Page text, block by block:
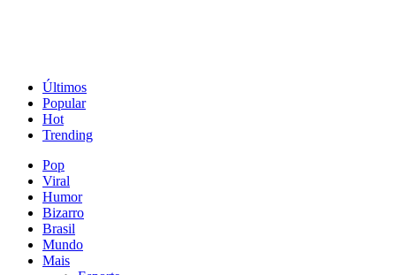
Últimos
Popular
Hot
Trending
Pop
Viral
Humor
Bizarro
Brasil
Mundo
Mais